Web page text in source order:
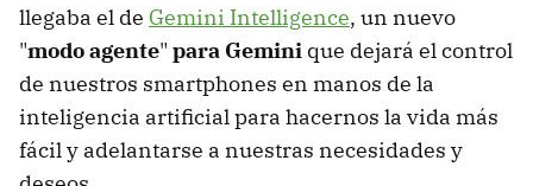
llegaba el de Gemini Intelligence, un nuevo
"modo agente" para Gemini que dejará el control
de nuestros smartphones en manos de la
inteligencia artificial para hacernos la vida más
fácil y adelantarse a nuestras necesidades y